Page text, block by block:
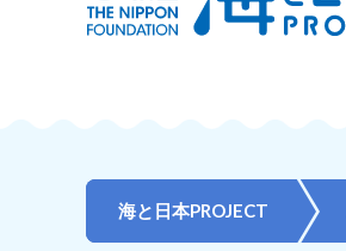
海と日本PROJECT